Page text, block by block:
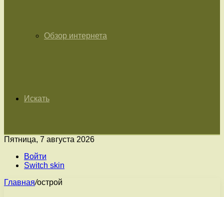
Обзор интернета
Искать
Пятница, 7 августа 2026
Войти
Switch skin
Главная/острой